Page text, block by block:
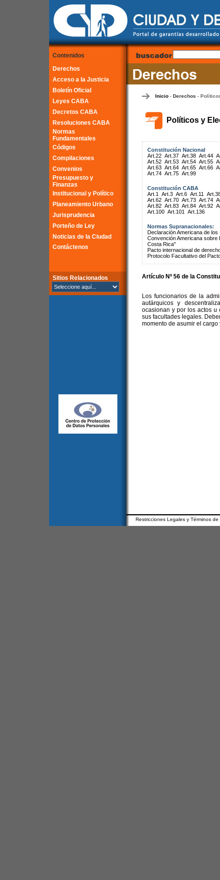
Contenidos
Derechos
Acceso a la Justicia
Boletín Oficial
Leyes CABA
Decretos CABA
Resoluciones CABA
Normas
Fundamentales
Códigos
Compilaciones
Convenios
Presupuesto y
Finanzas
Institucional y Político
Planeamiento Urbano
Jurisprudencia
Porteño de Ley
Noticias de la Ciudad
Contáctenos
Sitios Relacionados
Inicio- Derechos -
Políticos y
Constitución Nacional
Art.22 Art.37 Art.38 Art.44
Art.52 Art.53 Art.54 Art.55
Art.63 Art.64 Art.65 Art.66
Art.74 Art.75 Art.99
Constitución CABA
Art.1
Art.3 Art.6 Art.11
Art.62 Art.70 Art.73 Art.74
Art.82 Art.83 Art.84 Art.92
Art.100 Art.101 Art.136
Normas Supranacionales:
Declaración Americana de
Convención Americana
Costa Rica"
Pacto internacional de
Protocolo Facultativo del
Artículo Nº 56 de la
Los funcionarios de la
autárquicos y
ocasionan y por los actos u
sus facultades legales.
momento de asumir el cargo
Restricciones Legales y Términos de